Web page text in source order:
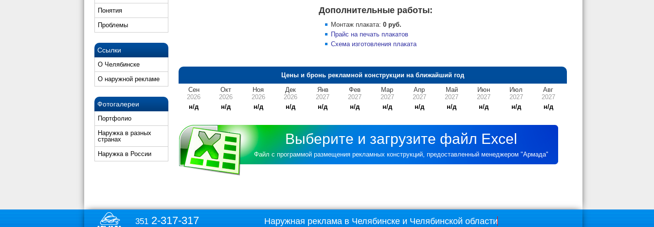
Понятия
Проблемы
Ссылки
О Челябинске
О наружной рекламе
Фотогалереи
Портфолио
Наружка в разных
странах
Наружка в России
Дополнительные работы:
Монтаж плаката: 0 руб.
Прайс на печать плакатов
Схема изготовления плаката
Цены и бронь рекламной конструкции на ближайший год
Сен
2026
н/д
Окт
2026
н/д
Ноя
2026
н/д
Дек
2026
н/д
Янв
2027
н/д
Фев
2027
н/д
Мар
2027
н/д
Апр
2027
н/д
Май
2027
н/д
Июн
2027
н/д
Июл
2027
н/д
Авг
2027
н/д
Выберите и загрузите файл Excel
Файл с программой размещения рекламных конструкций, предоставленный менеджером "Армада"
3512-317-317 Наружная реклама в Челябинске и Челябинской области